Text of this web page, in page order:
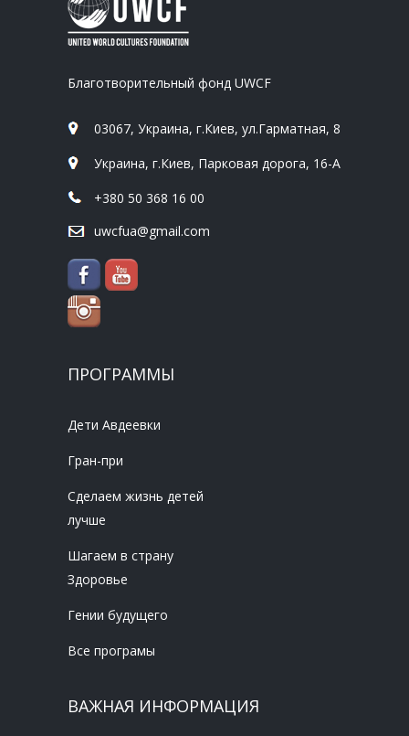
Благотворительный фонд UWCF
03067, Украина, г.Киев, ул.Гарматная, 8
Украина, г.Киев, Парковая дорога, 16-А
+380 50 368 16 00
uwcfua@gmail.com
ПРОГРАММЫ
Дети Авдеевки
Гран-при
Сделаем жизнь детей
лучше
Шагаем в страну
Здоровье
Гении будущего
Все програмы
ВАЖНАЯ ИНФОРМАЦИЯ